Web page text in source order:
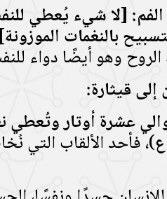
[لا شيء يُعطي
بالنغمات الموزونة
وهو أيضًا دواء
قيثارة:
عشرة أوتار وتُعطي
)، فأحد الألقاب التي